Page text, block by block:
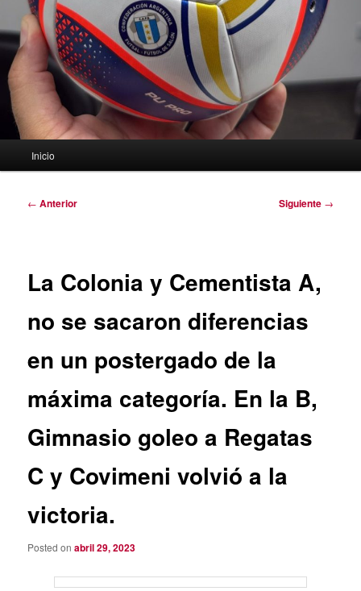
Inicio
Navegación
← Anterior Siguiente →
La Colonia y Cementista A,
no se sacaron diferencias
en un postergado de la
máxima categoría. En la B,
Gimnasio goleo a Regatas
C y Covimeni volvió a la
victoria.
Posted onabril 29, 2023